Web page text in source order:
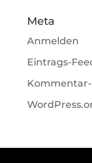
Meta
Anmelden
Eintrags-